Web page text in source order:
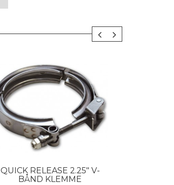
QUICK RELEASE 2.25" V-
BÅND KLEMME